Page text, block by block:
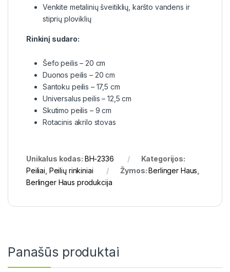
Venkite metalinių šveitiklių, karšto vandens ir
stiprių ploviklių
Rinkinį sudaro:
Šefo peilis – 20 cm
Duonos peilis – 20 cm
Santoku peilis – 17,5 cm
Universalus peilis – 12,5 cm
Skutimo peilis – 9 cm
Rotacinis akrilo stovas
Unikalus kodas: BH-2336
Kategorijos:
Peiliai Peilių rinkiniai Žymos:Berlinger Haus
Berlinger Haus produkcija
Panašūs produktai